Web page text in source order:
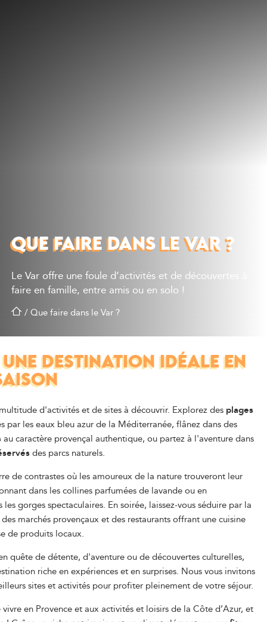
QUE FAIRE DANS LE VAR ?
Le Var offre une foule d’activités et de découvertes à
faire en famille, entre amis ou en solo !
/Que faire dans le Var ?
DESTINATION IDÉALE EN
d'activités et de sites à découvrir. Explorez des plages
par les eaux bleu azur de la Méditerranée, flânez dans des
au caractère provençal authentique, ou partez à l'aventure dans
des parcs naturels.
de contrastes où les amoureux de la nature trouveront leur
dans les collines parfumées de lavande ou en
les gorges spectaculaires. En soirée, laissez-vous séduire par la
marchés provençaux et des restaurants offrant une cuisine
de produits locaux.
quête de détente, d'aventure ou de découvertes culturelles,
riche en expériences et en surprises. Nous vous invitons
sites et activités pour profiter pleinement de votre séjour.
en Provence et aux activités et loisirs de la Côte d’Azur, et